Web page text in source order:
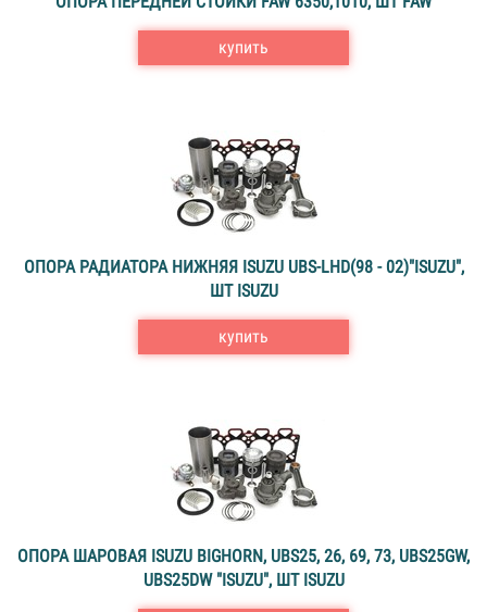
купить
ОПОРА РАДИАТОРА НИЖНЯЯ ISUZU UBS-LHD(98 - 02)"ISUZU",
ШТ ISUZU
купить
ОПОРА ШАРОВАЯ ISUZU BIGHORN, UBS25, 26, 69, 73, UBS25GW,
UBS25DW "ISUZU", ШТ ISUZU